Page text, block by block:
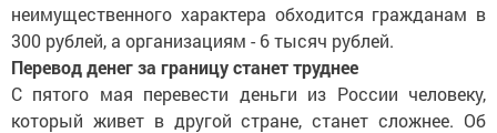
неимущественного характера обходится гражданам в
300 рублей, а организациям - 6 тысяч рублей.
Перевод денег за границу станет труднее
С пятого мая перевести деньги из России человеку,
который живет в другой стране, станет сложнее. Об